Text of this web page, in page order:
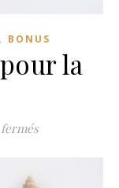
, BONUS
la
sur # 2 :